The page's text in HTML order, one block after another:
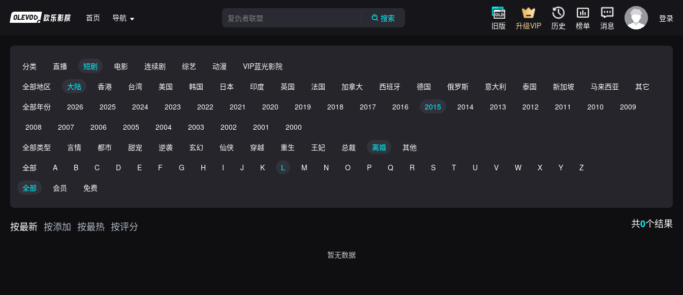
首页 导航 搜索
旧版 升级VIP 历史 榜单 消息
登录
分类 直播 短剧 电影 连续剧 综艺 动漫
VIP蓝光影院
全部地区
大陆 香港 台湾 美国 韩国 日本 印度 英国 法国 加拿大 西班牙 德国 俄罗斯 意大利 泰国 新加坡 马来西亚
其它
全部年份
2026 2025 2024 2023 2022 2021 2020 2019 2018 2017 2016 2015 2014 2013 2012 2011 2010
2009
2008
2007 2006 2005 2004 2003 2002 2001
2000
全部类型
言情 都市 甜宠 逆袭 玄幻 仙侠 穿越 重生 王妃 总裁 离婚
其他
全部
A B C D E F G H I J K L M N O P Q R S T U V W X Y
Z
全部
会员 免费
按最新 按添加 按最热 按评分 共0个结果
暂无数据